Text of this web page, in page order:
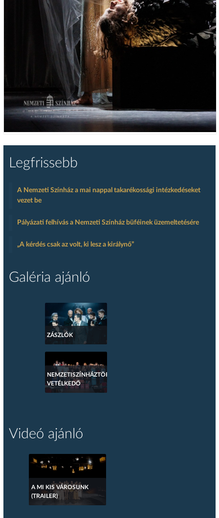
Legfrissebb
A Nemzeti Színház a mai nappal takarékossági intézkedéseket
vezet be
Pályázati felhívás a Nemzeti Színház büféinek üzemeltetésére
„A kérdés csak az volt, ki lesz a királynő”
Galéria ajánló
ZÁSZLÓK
NEMZETISZÍNHÁZTÖRTÉNETI
VETÉLKEDŐ
Videó ajánló
A MI KIS VÁROSUNK
(TRAILER)